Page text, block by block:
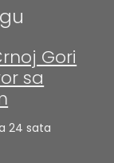
Gori
sa
24 sata